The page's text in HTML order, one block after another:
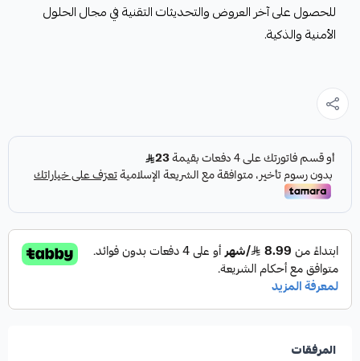
للحصول على آخر العروض والتحديثات التقنية في مجال الحلول
الأمنية والذكية.
المرفقات